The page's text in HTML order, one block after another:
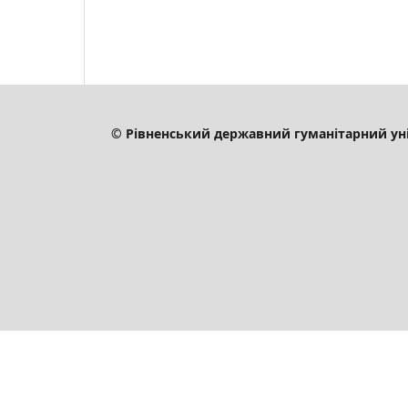
© Рівненський державний гуманітарний